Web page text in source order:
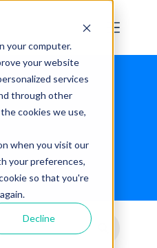
your computer.
your website
services
through other
cookies we use,
when you visit our
your preferences,
so that you're
Decline